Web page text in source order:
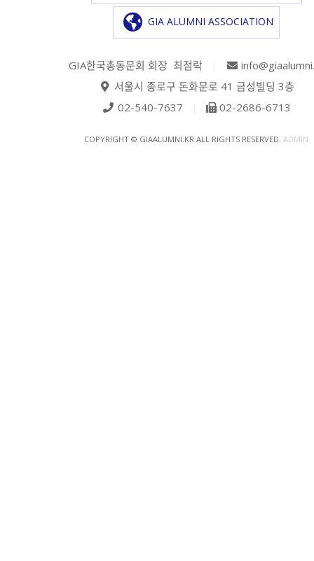
GIA ALUMNI ASSOCIATION
GIA한국총동문회 회장 최점락
서울시 종로구 돈화문로 41 금성빌딩 3층
02-540-7637
02-2686-6713
COPYRIGHT © GIAALUMNI.KR ALL RIGHTS RESERVED. ADMIN